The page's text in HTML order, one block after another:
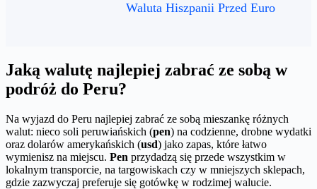
Waluta Hiszpanii Przed Euro
Jaką walutę najlepiej zabrać ze sobą w
podróż do Peru?
Na wyjazd do Peru najlepiej zabrać ze sobą mieszankę różnych
walut: nieco soli peruwiańskich (pen) na codzienne, drobne wydatki
oraz dolarów amerykańskich (usd) jako zapas, które łatwo
wymienisz na miejscu. Pen przydadzą się przede wszystkim w
lokalnym transporcie, na targowiskach czy w mniejszych sklepach,
gdzie zazwyczaj preferuje się gotówkę w rodzimej walucie.